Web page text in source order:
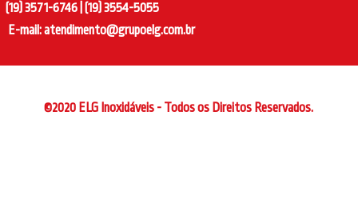
(19) 3571-6746 | (19) 3554-5055
E-mail: atendimento@grupoelg.com.br
©2020 ELG Inoxidáveis - Todos os Direitos Reservados.